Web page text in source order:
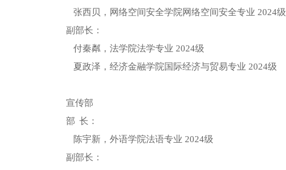
张西贝，网络空间安全学院网络空间安全专业 2024级
副部长：
付秦粼，法学院法学专业 2024级
夏政泽，经济金融学院国际经济与贸易专业 2024级
宣传部
部 长 ：
陈宇新，外语学院法语专业 2024级
副部长：